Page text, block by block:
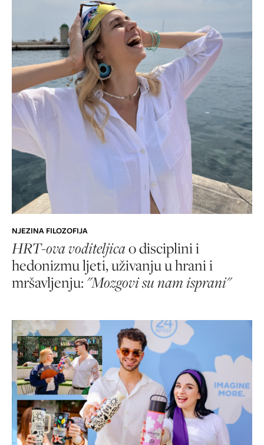
NJEZINA FILOZOFIJA
HRT-ova voditeljicao disciplini i
hedonizmu ljeti, uživanju u hrani i
mršavljenju: "Mozgovi su nam isprani"